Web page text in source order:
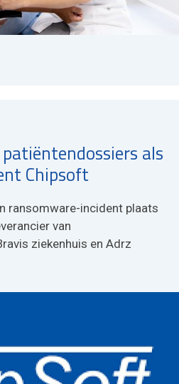
als
Chipsoft
ransomware-incident plaats
van
ziekenhuis en Adrz